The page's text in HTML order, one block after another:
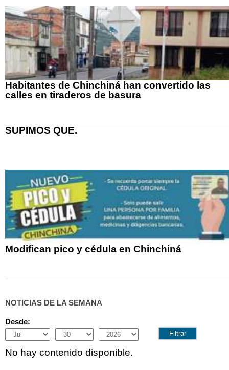
Habitantes de Chinchiná han convertido las
calles en tiraderos de basura
SUPIMOS QUE.
Modifican pico y cédula en Chinchiná
NOTICIAS DE LA SEMANA
Desde:
Month
Day Year
No hay contenido disponible.